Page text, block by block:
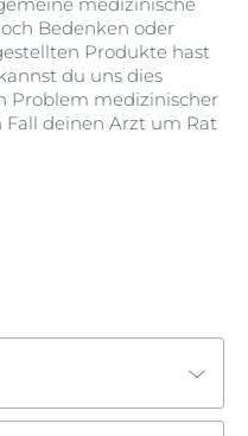
Bedenken oder
Produkte hast
du uns dies
Problem medizinischer
Fall deinen Arzt um Rat